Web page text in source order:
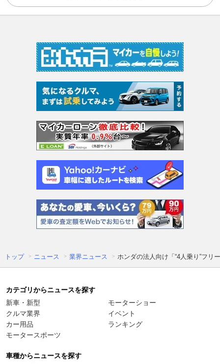
トップ ニュース 業界ニュース ホンダの法人向け「“4人乗り”フリ
カテゴリからニュースを探す
新車・新型
クルマ業界
カー用品
モータースポーツ
モーターショー
イベント
ランキング
車種からニュースを探す